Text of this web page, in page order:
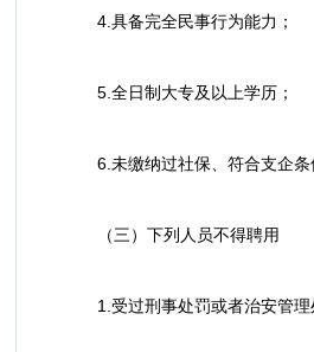
4.具备完全民事行为能力；
5.全日制大专及以上学历；
6.未缴纳过社保、符合支企条
（三）下列人员不得聘用
1.受过刑事处罚或者治安管理